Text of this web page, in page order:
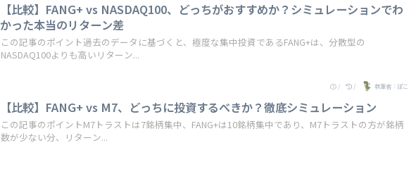
【比較】FANG+ vs NASDAQ100、どっちがおすすめか？シミュレーションでわ
かった本当のリターン差
この記事のポイント過去のデータに基づくと、極度な集中投資であるFANG+は、分散型の
NASDAQ100よりも高いリターン...
/ / 執筆者：ぽこ
【比較】FANG+ vs M7、どっちに投資するべきか？徹底シミュレーション
この記事のポイントM7トラストは7銘柄集中、FANG+は10銘柄集中であり、M7トラストの方が銘柄
数が少ない分、リターン...